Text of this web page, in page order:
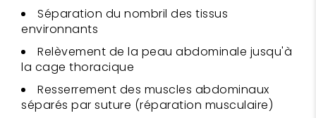
Séparation du nombril des tissus
environnants
Relèvement de la peau abdominale jusqu'à
la cage thoracique
Resserrement des muscles abdominaux
séparés par suture (réparation musculaire)